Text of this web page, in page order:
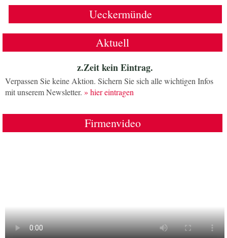
Ueckermünde
Aktuell
z.Zeit kein Eintrag.
Verpassen Sie keine Aktion. Sichern Sie sich alle wichtigen Infos
mit unserem Newsletter. » hier eintragen
Firmenvideo